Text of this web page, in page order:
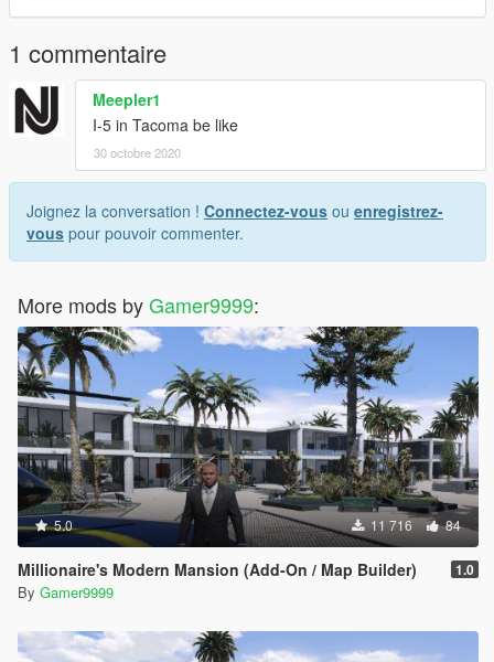
1 commentaire
Meepler1
I-5 in Tacoma be like
30 octobre 2020
Joignez la conversation ! Connectez-vous ou enregistrez-
vous pour pouvoir commenter.
More mods byGamer9999:
5.0 11 716 84
Millionaire's Modern Mansion (Add-On / Map Builder) 1.0
By Gamer9999